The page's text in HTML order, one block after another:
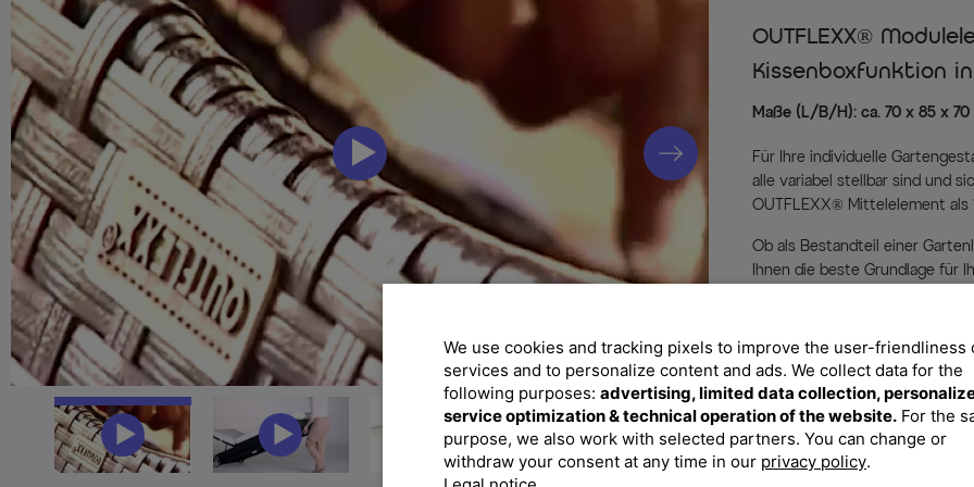
OUTFLEXX®
Kissenboxfunktion
Maße (L/B/H): ca. 70 x 85 x 70
Für Ihre individuelle
alle variabel stellbar sind und
OUTFLEXX® Mittelelement als
Ob als Bestandteil einer
Ihnen die beste Grundlage für
absolut wetterfest und
+70°C können der
über edle Aluminiumfüße, die
einen schönen Kontrast zur
Ihnen mit seiner bequemen
können. Es ist mit bis zu ca.
Stauraum darunter ist mit
Reißverschluss geschlossen
We use cookies and tracking pixels to improve the user-friendliness
services and to personalize content and ads. We collect data for the
following purposes: advertising, limited data collection,
service optimization & technical operation of the website. For the
purpose, we also work with selected partners. You can change or
withdraw your consent at any time in our privacy policy.